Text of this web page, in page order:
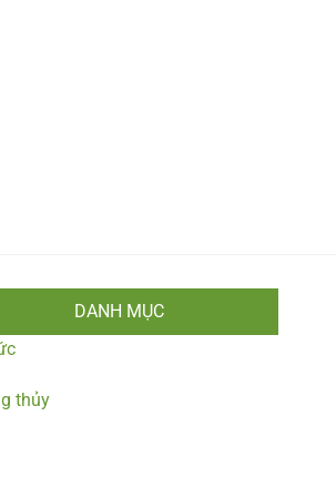
DANH MỤC
thủy